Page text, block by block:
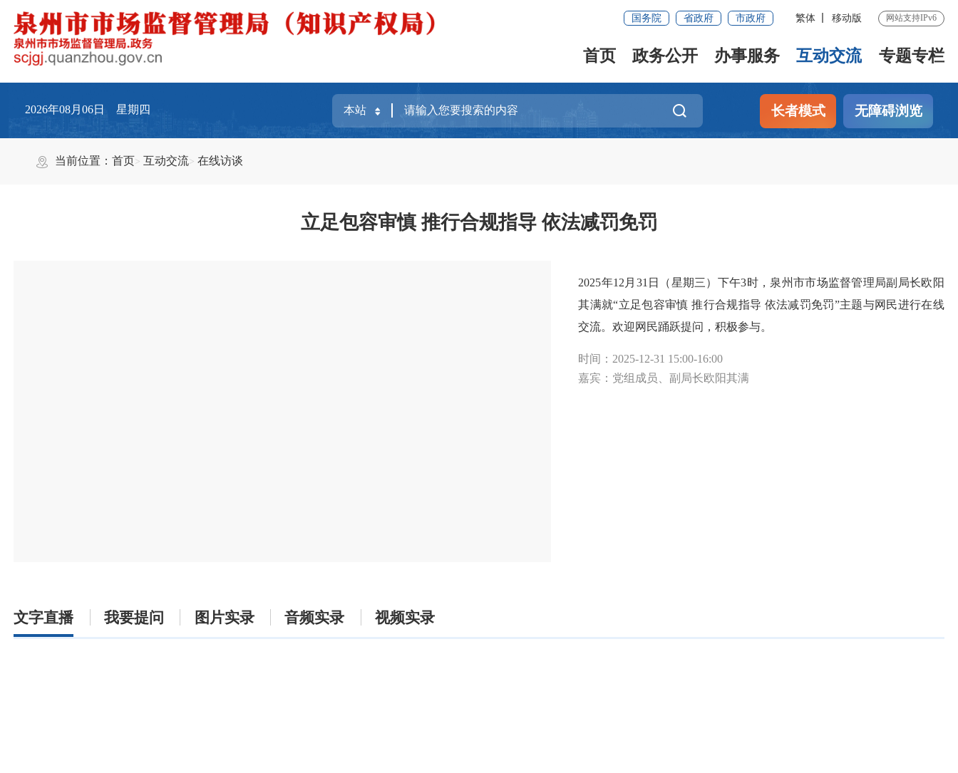
国务院 省政府 市政府 繁体 移动版 网站支持IPv6
首页 政务公开 办事服务 互动交流 专题专栏
2026年08月06日 星期四 长者模式 无障碍浏览
当前位置：首页 互动交流 在线访谈
立足包容审慎 推行合规指导 依法减罚免罚
2025年12月31日（星期三）下午3时，泉州市市场监督管理局副局长欧阳
其满就“立足包容审慎 推行合规指导 依法减罚免罚”主题与网民进行在线
交流。欢迎网民踊跃提问，积极参与。
时间：2025-12-31 15:00-16:00
嘉宾：党组成员、副局长欧阳其满
文字直播 我要提问 图片实录 音频实录 视频实录